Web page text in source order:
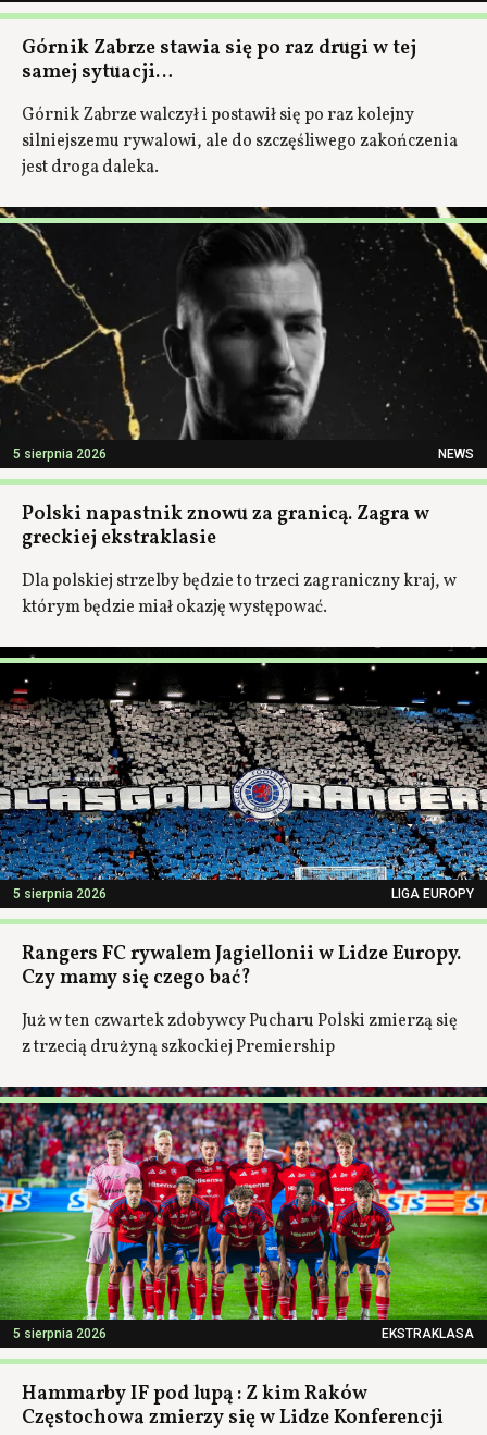
Górnik Zabrze stawia się po raz drugi w tej
samej sytuacji…
Górnik Zabrze walczył i postawił się po raz kolejny
silniejszemu rywalowi, ale do szczęśliwego zakończenia
jest droga daleka.
5 sierpnia 2026 NEWS
Polski napastnik znowu za granicą. Zagra w
greckiej ekstraklasie
Dla polskiej strzelby będzie to trzeci zagraniczny kraj, w
którym będzie miał okazję występować.
5 sierpnia 2026 LIGA EUROPY
Rangers FC rywalem Jagiellonii w Lidze Europy.
Czy mamy się czego bać?
Już w ten czwartek zdobywcy Pucharu Polski zmierzą się
z trzecią drużyną szkockiej Premiership
5 sierpnia 2026 EKSTRAKLASA
Hammarby IF pod lupą : Z kim Raków
Częstochowa zmierzy się w Lidze Konferencji